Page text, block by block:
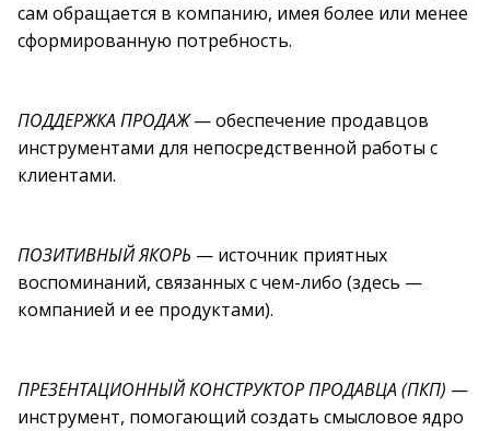
сам обращается в компанию, имея более или менее
сформированную потребность.
ПОДДЕРЖКА ПРОДАЖ— обеспечение продавцов
инструментами для непосредственной работы с
клиентами.
ПОЗИТИВНЫЙ ЯКОРЬ — источник приятных
воспоминаний, связанных с чем-либо (здесь —
компанией и ее продуктами).
ПРЕЗЕНТАЦИОННЫЙ КОНСТРУКТОР ПРОДАВЦА (ПКП) —
инструмент, помогающий создать смысловое ядро